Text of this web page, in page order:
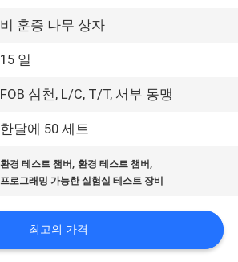
비 훈증 나무 상자
15 일
FOB 심천, L/C, T/T, 서부 동맹
한달에 50 세트
환경 테스트 챔버 , 환경 테스트 챔버 ,
프로그래밍 가능한 실험실 테스트 장비
최고의 가격